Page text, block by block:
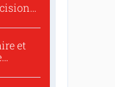
et